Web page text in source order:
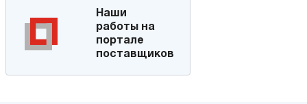
Наши
работы на
портале
поставщиков